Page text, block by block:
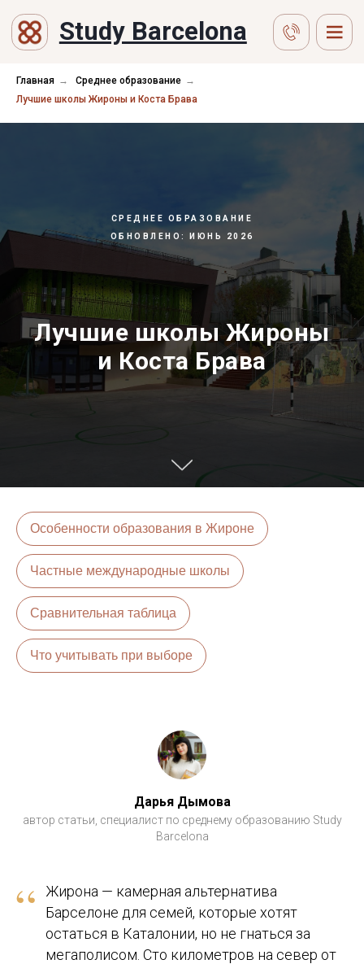
Study Barcelona
Главная → Среднее образование →
Лучшие школы Жироны и Коста Брава
СРЕДНЕЕ ОБРАЗОВАНИЕ
ОБНОВЛЕНО: ИЮНЬ 2026
Лучшие школы Жироны
и Коста Брава
Особенности образования в Жироне
Частные международные школы
Сравнительная таблица
Что учитывать при выборе
Дарья Дымова
автор статьи, специалист по среднему образованию Study
Barcelona
“
Жирона — камерная альтернатива
Барселоне для семей, которые хотят
остаться в Каталонии, но не гнаться за
мегаполисом. Сто километров на север от